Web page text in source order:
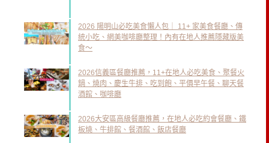
2026 陽明山必吃美食懶人包｜ 11+ 家美食餐廳、傳
統小吃、網美咖啡廳整理！內有在地人推薦隱藏版美
食～
2026信義區餐廳推薦，11+在地人必吃美食、聚餐火
鍋、燒肉、慶生牛排、吃到飽、平價早午餐、聊天餐
酒館、咖啡廳
2026大安區高級餐廳推薦，在地人必吃約會餐廳、鐵
板燒、牛排館、餐酒館、飯店餐廳